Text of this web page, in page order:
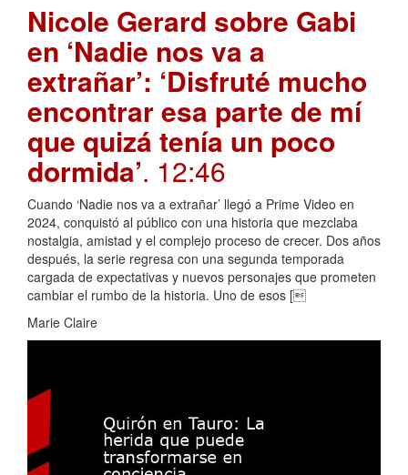
Nicole Gerard sobre Gabi
en ‘Nadie nos va a
extrañar’: ‘Disfruté mucho
encontrar esa parte de mí
que quizá tenía un poco
dormida’. 12:46
Cuando ‘Nadie nos va a extrañar’ llegó a Prime Video en
2024, conquistó al público con una historia que mezclaba
nostalgia, amistad y el complejo proceso de crecer. Dos años
después, la serie regresa con una segunda temporada
cargada de expectativas y nuevos personajes que prometen
cambiar el rumbo de la historia. Uno de esos [
Marie Claire